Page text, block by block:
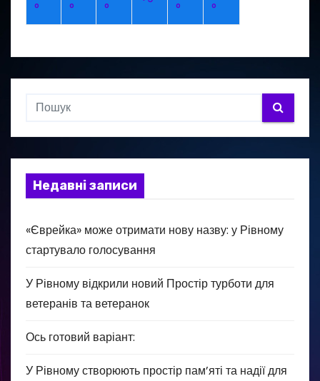
в
°
°
°
°
°
Недавні записи
«Єврейка» може отримати нову назву: у Рівному
стартувало голосування
У Рівному відкрили новий Простір турботи для
ветеранів та ветеранок
Ось готовий варіант:
У Рівному створюють простір пам’яті та надії для